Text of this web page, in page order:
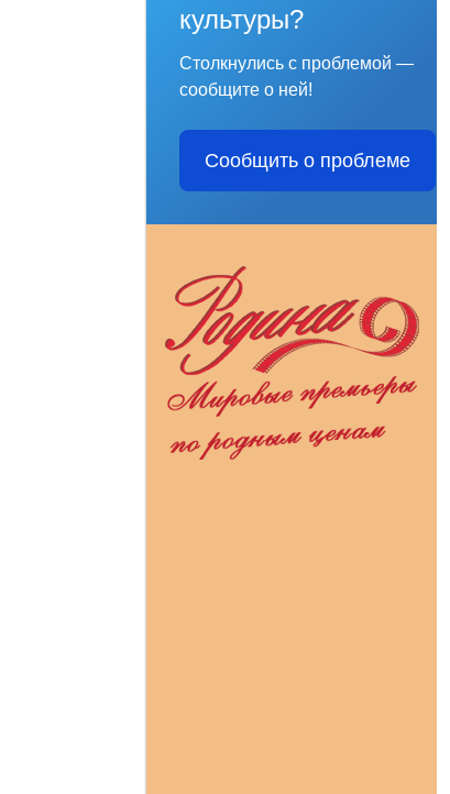
культуры?
Столкнулись с проблемой —
сообщите о ней!
Сообщить о проблеме